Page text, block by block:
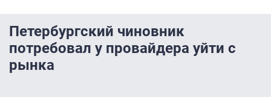
Петербургский чиновник
потребовал у провайдера уйти с
рынка